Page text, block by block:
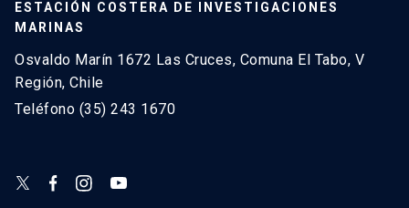
ESTACIÓN COSTERA DE INVESTIGACIONES
MARINAS
Osvaldo Marín 1672 Las Cruces, Comuna El Tabo, V
Región, Chile
Teléfono (35) 243 1670